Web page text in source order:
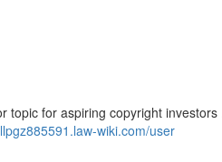
for aspiring copyright investors
wiki.com/user